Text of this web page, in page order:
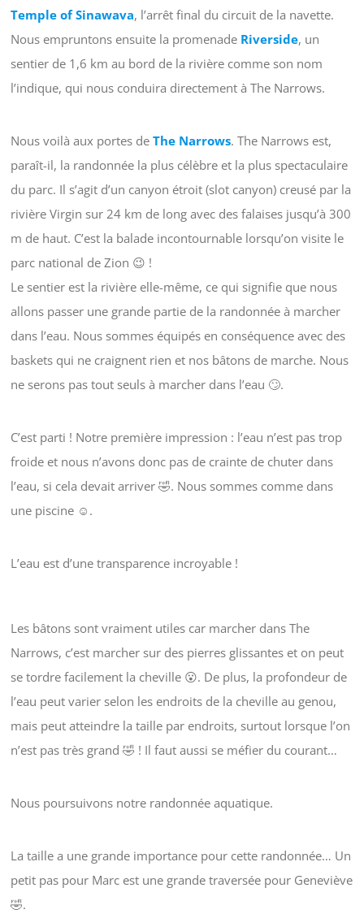
Temple of Sinawava, l’arrêt final du circuit de la navette.
Nous empruntons ensuite la promenade Riverside, un
sentier de 1,6 km au bord de la rivière comme son nom
l’indique, qui nous conduira directement à The Narrows.
Nous voilà aux portes de The Narrows. The Narrows est,
paraît-il, la randonnée la plus célèbre et la plus spectaculaire
du parc. Il s’agit d’un canyon étroit (slot canyon) creusé par la
rivière Virgin sur 24 km de long avec des falaises jusqu’à 300
m de haut. C’est la balade incontournable lorsqu’on visite le
parc national de Zion 😉 !
Le sentier est la rivière elle-même, ce qui signifie que nous
allons passer une grande partie de la randonnée à marcher
dans l’eau. Nous sommes équipés en conséquence avec des
baskets qui ne craignent rien et nos bâtons de marche. Nous
ne serons pas tout seuls à marcher dans l’eau 🙄.
C’est parti ! Notre première impression : l’eau n’est pas trop
froide et nous n’avons donc pas de crainte de chuter dans
l’eau, si cela devait arriver 🤣. Nous sommes comme dans
une piscine ☺️.
L’eau est d’une transparence incroyable !
Les bâtons sont vraiment utiles car marcher dans The
Narrows, c’est marcher sur des pierres glissantes et on peut
se tordre facilement la cheville 😮. De plus, la profondeur de
l’eau peut varier selon les endroits de la cheville au genou,
mais peut atteindre la taille par endroits, surtout lorsque l’on
n’est pas très grand 🤣 ! Il faut aussi se méfier du courant…
Nous poursuivons notre randonnée aquatique.
La taille a une grande importance pour cette randonnée… Un
petit pas pour Marc est une grande traversée pour Geneviève
🤣.